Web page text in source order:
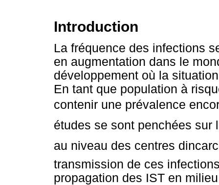
Introduction
La fréquence des infections
en augmentation dans le
développement où la
En tant que population à
contenir une prévalence
études se sont penchées sur
au niveau des centres
transmission de ces
propagation des IST en